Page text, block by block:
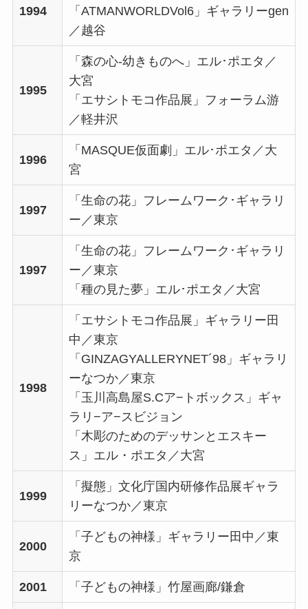
1994
「ATMANWORLDVol6」ギャラリーgen
／越谷
1995
「森の心-幼きものへ」エル･ポエタ／
大宮
「エサシトモコ作品展」フォーラム游
／軽井沢
1996
「MASQUE仮面劇」エル･ポエタ／大
宮
1997
「生命の花」フレームワーク･ギャラリ
ー／東京
1997
「生命の花」フレームワーク･ギャラリ
ー／東京
「種の見た夢」エル･ポエタ／大宮
1998
「エサシトモコ作品展」ギャラリー田
中／東京
「GINZAGYALLERYNET´98」ギャラリ
ーなつか／東京
「玉川高島屋S.Cア−トボックス」ギャ
ラリ−ア−スビジョン
「木彫のためのデッサンとエスキー
ス」エル・ポエタ／大宮
1999
「擬態」文化庁国内研修作品展ギャラ
リーなつか／東京
2000
「子どもの神様」ギャラリー田中／東
京
2001 「子どもの神様」竹屋画廊/鎌倉